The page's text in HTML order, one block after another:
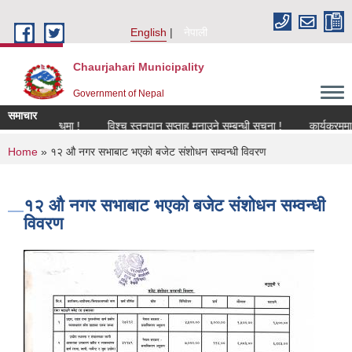
English
नेपाली
Chaurjahari Municipality
Government of Nepal
समाचार
विश्च स्तनपान सप्ताह मनाउने सम्बन्धी सूचना ! कार्यक्रममा
You are here
Home » १२ औ‌ नगर सभाबाट भएकाे बजेट स‌ंशाेधन सम्वन्धी विवरण
१२ औ‌ नगर सभाबाट भएकाे बजेट स‌ंशाेधन सम्वन्धी
विवरण